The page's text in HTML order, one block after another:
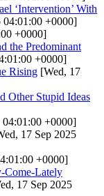
‘Intervention’ With
04:01:00 +0000]
+0000]
the Predominant
+0000]
Rising [Wed, 17
Other Stupid Ideas
04:01:00 +0000]
17 Sep 2025
+0000]
Come-Lately
17 Sep 2025